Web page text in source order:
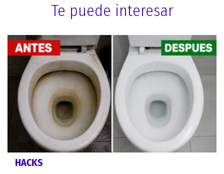
Te puede interesar
HACKS